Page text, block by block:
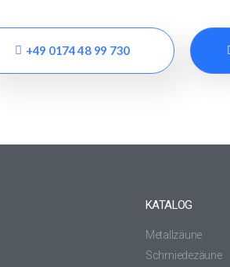
+49 0174 48 99 730
KATALOG
Metallzäune
Schmiedezäune